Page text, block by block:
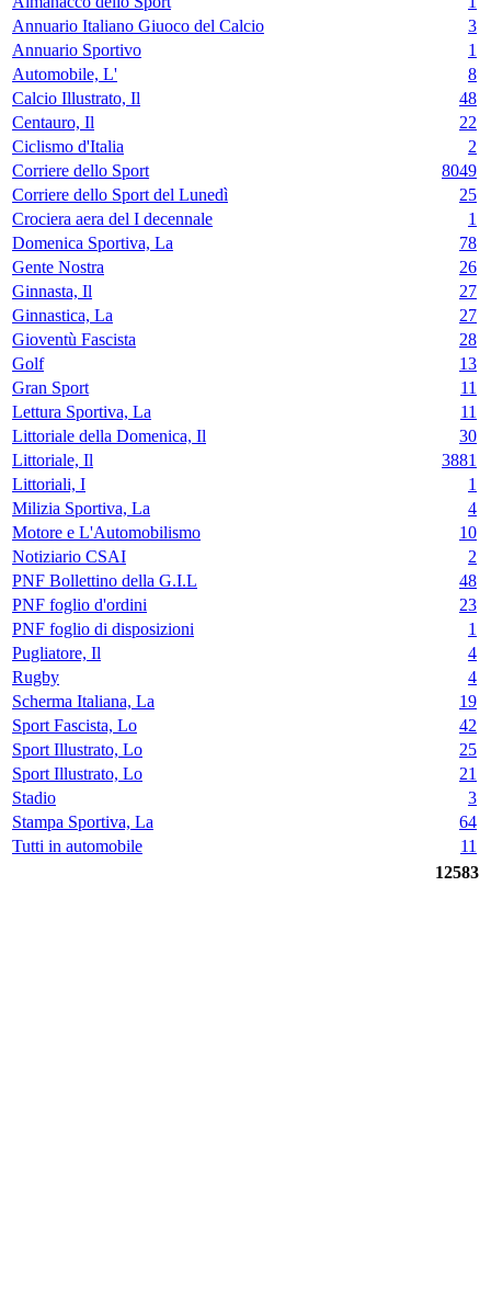
Annuario Italiano Giuoco del Calcio
3
Annuario Sportivo
1
Automobile, L'
8
Calcio Illustrato, Il
48
Centauro, Il
22
Ciclismo d'Italia
2
Corriere dello Sport
8049
Corriere dello Sport del Lunedì
25
Crociera aera del I decennale
1
Domenica Sportiva, La
78
Gente Nostra
26
Ginnasta, Il
27
Ginnastica, La
27
Gioventù Fascista
28
Golf
13
Gran Sport
11
Lettura Sportiva, La
11
Littoriale della Domenica, Il
30
Littoriale, Il
3881
Littoriali, I
1
Milizia Sportiva, La
4
Motore e L'Automobilismo
10
Notiziario CSAI
2
PNF Bollettino della G.I.L
48
PNF foglio d'ordini
23
PNF foglio di disposizioni
1
Pugliatore, Il
4
Rugby
4
Scherma Italiana, La
19
Sport Fascista, Lo
42
Sport Illustrato, Lo
25
Sport Illustrato, Lo
21
Stadio
3
Stampa Sportiva, La
64
Tutti in automobile
11
12583